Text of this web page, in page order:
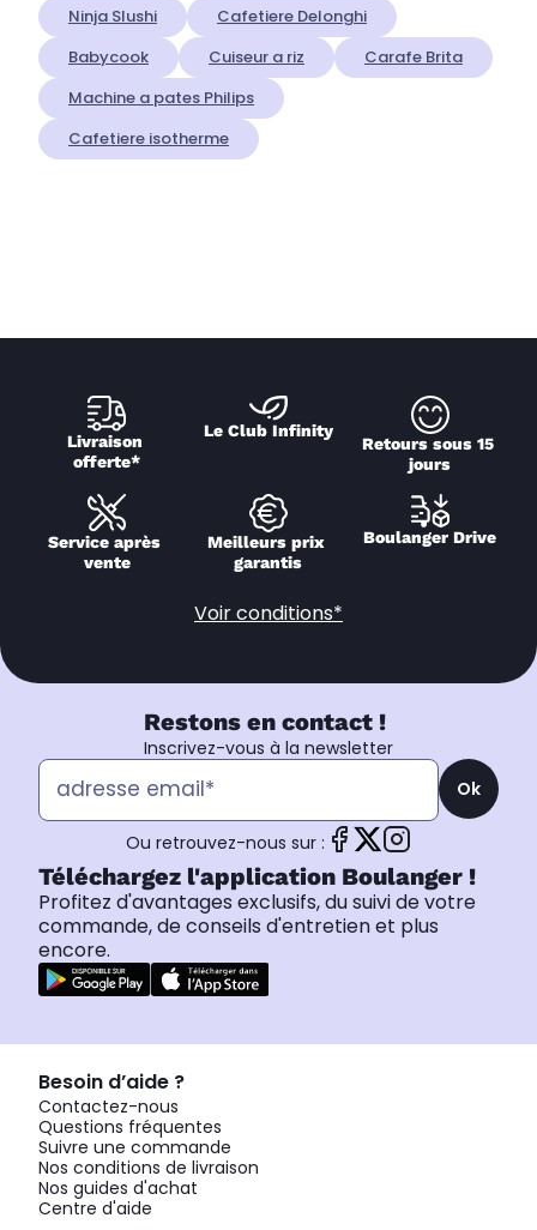
Ninja Slushi
Cafetiere Delonghi
Babycook
Cuiseur a riz
Carafe Brita
Machine a pates Philips
Cafetiere isotherme
Livraison
offerte*
Le Club Infinity
Retours sous 15
jours
Service après
vente
Meilleurs prix
garantis
Boulanger Drive
Voir conditions*
Restons en contact !
Inscrivez-vous à la newsletter
Ok
Ou retrouvez-nous sur :
Téléchargez l'application Boulanger !
Profitez d'avantages exclusifs, du suivi de votre
commande, de conseils d'entretien et plus
encore.
Besoin d’aide ?
Contactez-nous
Questions fréquentes
Suivre une commande
Nos conditions de livraison
Nos guides d'achat
Centre d'aide